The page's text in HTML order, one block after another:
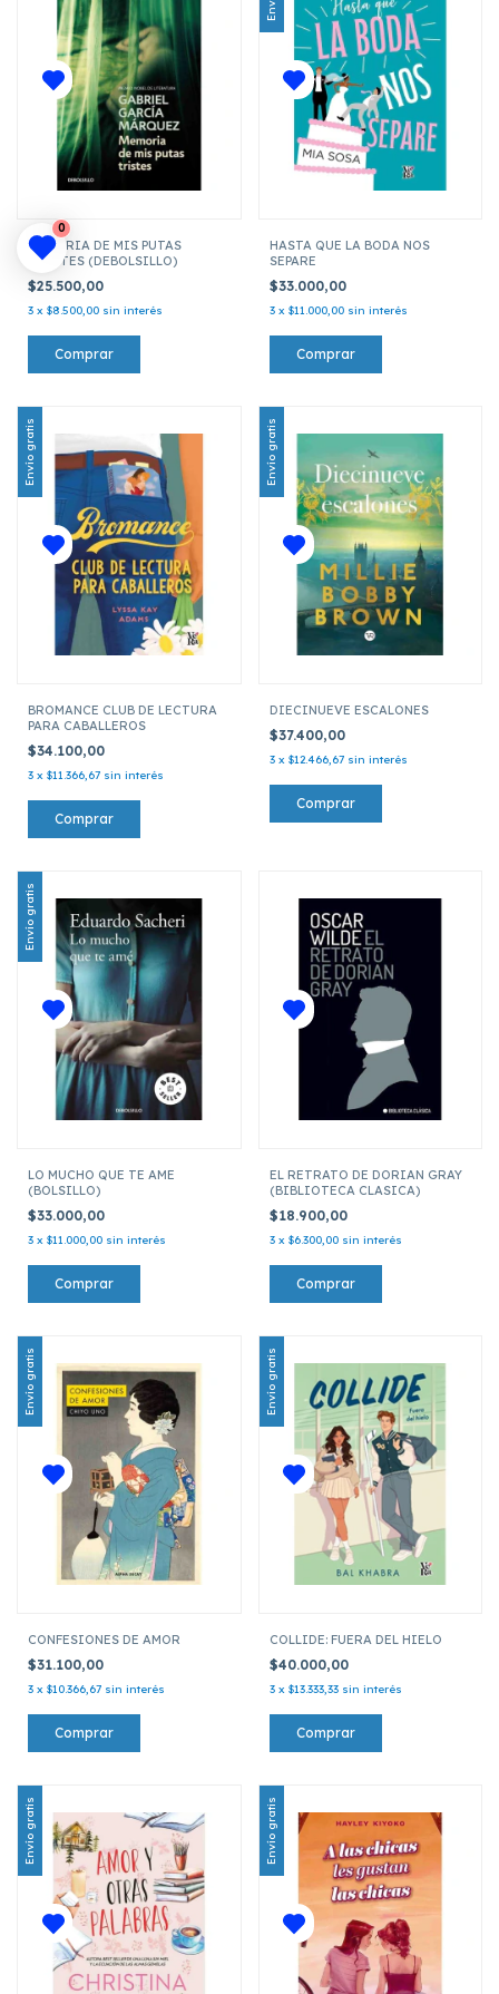
MEMORIA DE MIS PUTAS
TRISTES (DEBOLSILLO)
$25.500,00
3 x $8.500,00 sin interés
HASTA QUE LA BODA NOS
SEPARE
$33.000,00
3 x $11.000,00 sin interés
Envío gratis
BROMANCE CLUB DE LECTURA
PARA CABALLEROS
$34.100,00
3 x $11.366,67 sin interés
Envío gratis
DIECINUEVE ESCALONES
$37.400,00
3 x $12.466,67 sin interés
Envío gratis
LO MUCHO QUE TE AME
(BOLSILLO)
$33.000,00
3 x $11.000,00 sin interés
EL RETRATO DE DORIAN GRAY
(BIBLIOTECA CLASICA)
$18.900,00
3 x $6.300,00 sin interés
Envío gratis
CONFESIONES DE AMOR
$31.100,00
3 x $10.366,67 sin interés
Envío gratis
COLLIDE: FUERA DEL HIELO
$40.000,00
3 x $13.333,33 sin interés
Envío gratis Envío gratis
0